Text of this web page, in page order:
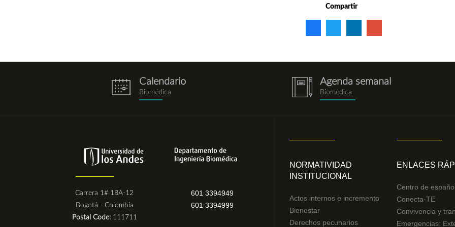
Compartir
eventos.png
Calendario
Biomédica notebook.png
Agenda semanal
Biomédica
Carrera 1# 18A-12
Bogotá - Colombia
Postal Code: 111711
601 3394949
601 3394999
NORMATIVIDAD
INSTITUCIONAL
Actos internos e incremento
Bienestar
Derechos pecunarios
ENLACES
Centro de
Conecta-TE
Convivencia y
Emergencias: